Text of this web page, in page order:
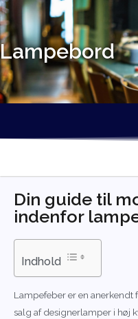
Lampebord
Din guide til
indenfor
Indhold
Lampefeber er en anerkendt
salg af designerlamper i høj